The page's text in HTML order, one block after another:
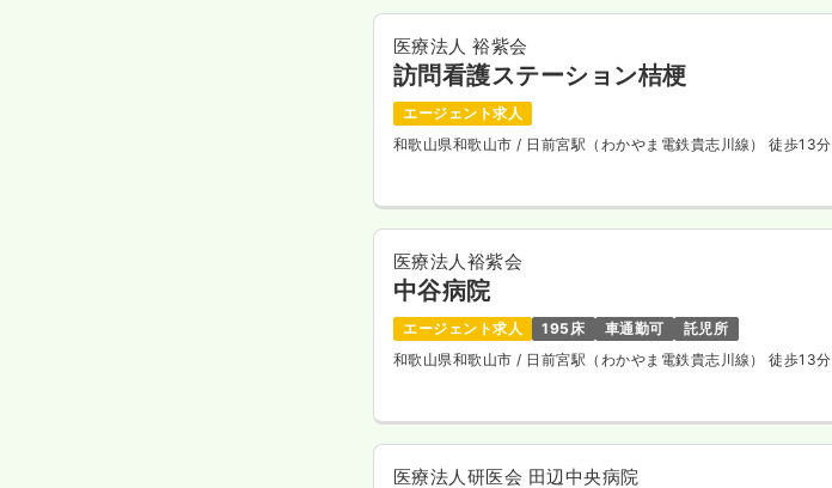
医療法人 裕紫会
訪問看護ステーション桔梗
エージェント求人
和歌山県和歌山市/ 日前宮駅（わかやま電鉄貴志川線） 徒歩13分
医療法人裕紫会
中谷病院
エージェント求人 195床 車通勤可
託児所
和歌山県和歌山市/ 日前宮駅（わかやま電鉄貴志川線） 徒歩13分
医療法人研医会 田辺中央病院